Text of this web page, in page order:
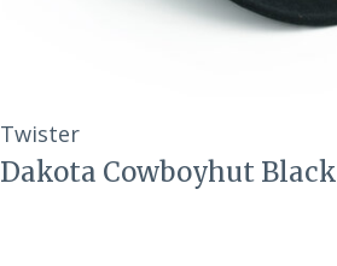
Twister
Dakota Cowboyhut Black